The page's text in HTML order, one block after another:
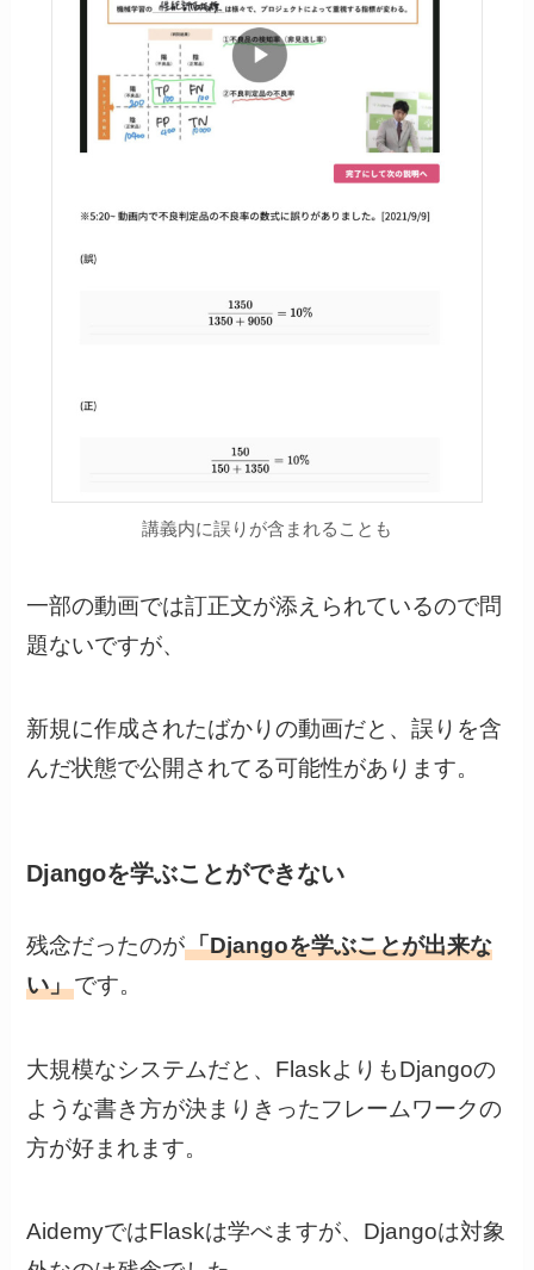
講義内に誤りが含まれることも
一部の動画では訂正文が添えられているので問
題ないですが、
新規に作成されたばかりの動画だと、誤りを含
んだ状態で公開されてる可能性があります。
Djangoを学ぶことができない
残念だったのが「Djangoを学ぶことが出来な
い」です。
大規模なシステムだと、FlaskよりもDjangoの
ような書き方が決まりきったフレームワークの
方が好まれます。
AidemyではFlaskは学べますが、Djangoは対象